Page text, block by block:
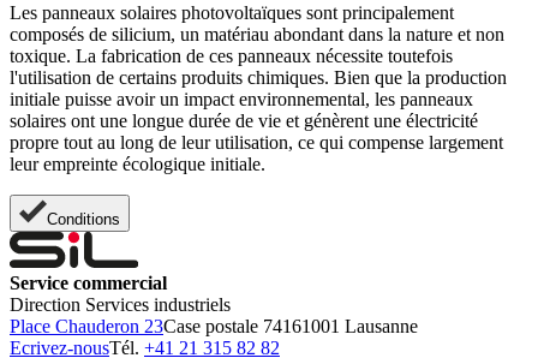
Les panneaux solaires photovoltaïques sont principalement
composés de silicium, un matériau abondant dans la nature et non
toxique. La fabrication de ces panneaux nécessite toutefois
l'utilisation de certains produits chimiques. Bien que la production
initiale puisse avoir un impact environnemental, les panneaux
solaires ont une longue durée de vie et génèrent une électricité
propre tout au long de leur utilisation, ce qui compense largement
leur empreinte écologique initiale.
Conditions
Service commercial
Direction Services industriels
Place Chauderon 23Case postale 74161001 Lausanne
Ecrivez-nousTél. +41 21 315 82 82